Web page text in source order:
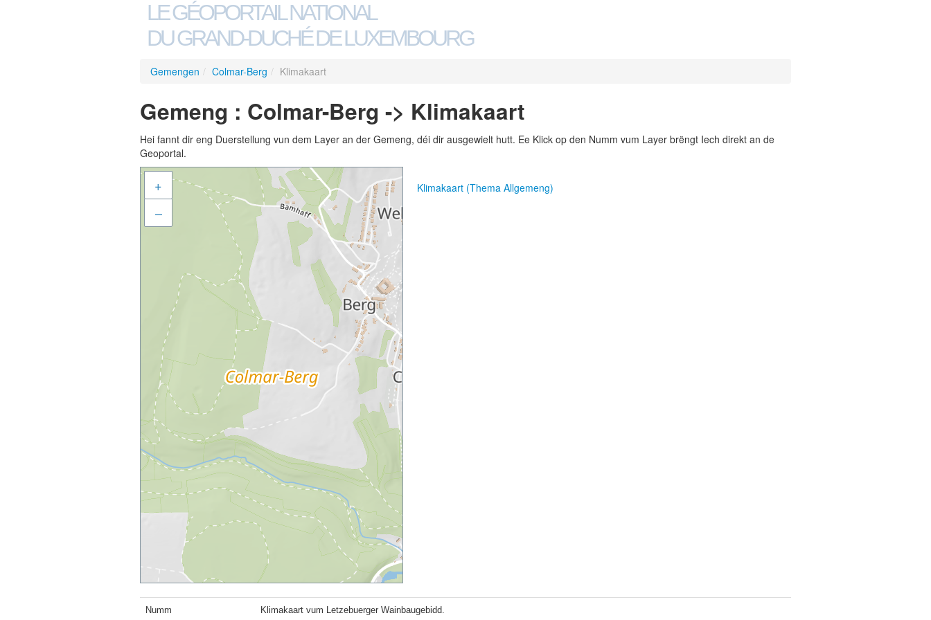
LE GÉOPORTAIL NATIONAL
DU GRAND-DUCHÉ DE LUXEMBOURG
Gemengen / Colmar-Berg / Klimakaart
Gemeng : Colmar-Berg -> Klimakaart
Hei fannt dir eng Duerstellung vun dem Layer an der Gemeng, déi dir ausgewielt hutt. Ee Klick op den Numm vum Layer brëngt Iech direkt an de
Geoportal.
+
–
Klimakaart (Thema Allgemeng)
Numm Klimakaart vum Letzebuerger Wainbaugebidd.